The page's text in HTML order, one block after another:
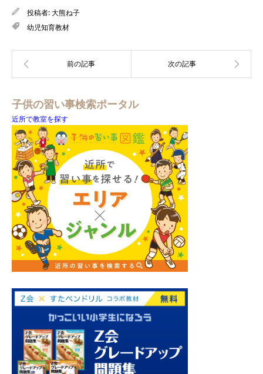
投稿者:大熊ね子
幼児知育教材
子供の習い事検索ポータル
近所で教室を探す